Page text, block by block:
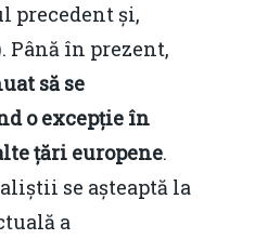
precedent și,
Până în prezent,
să se
o excepție în
țări europene.
se așteaptă la
a